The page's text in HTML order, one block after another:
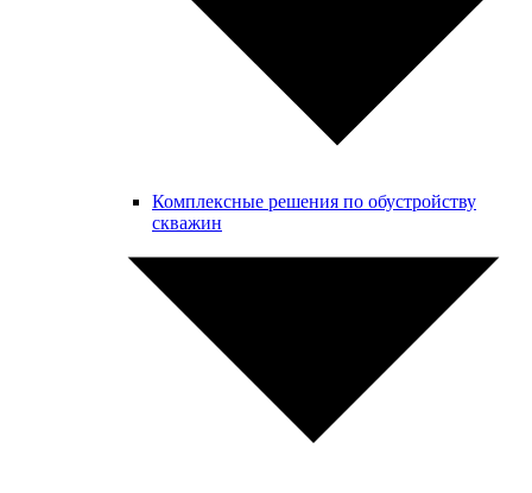
Комплексные решения по обустройству
скважин